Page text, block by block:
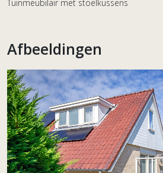
Tuinmeubilair met stoelkussens
Afbeeldingen